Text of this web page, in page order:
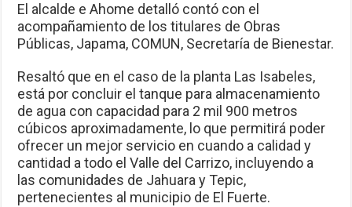
El alcalde e Ahome detalló contó con el
acompañamiento de los titulares de Obras
Públicas, Japama, COMUN, Secretaría de Bienestar.
Resaltó que en el caso de la planta Las Isabeles,
está por concluir el tanque para almacenamiento
de agua con capacidad para 2 mil 900 metros
cúbicos aproximadamente, lo que permitirá poder
ofrecer un mejor servicio en cuando a calidad y
cantidad a todo el Valle del Carrizo, incluyendo a
las comunidades de Jahuara y Tepic,
pertenecientes al municipio de El Fuerte.